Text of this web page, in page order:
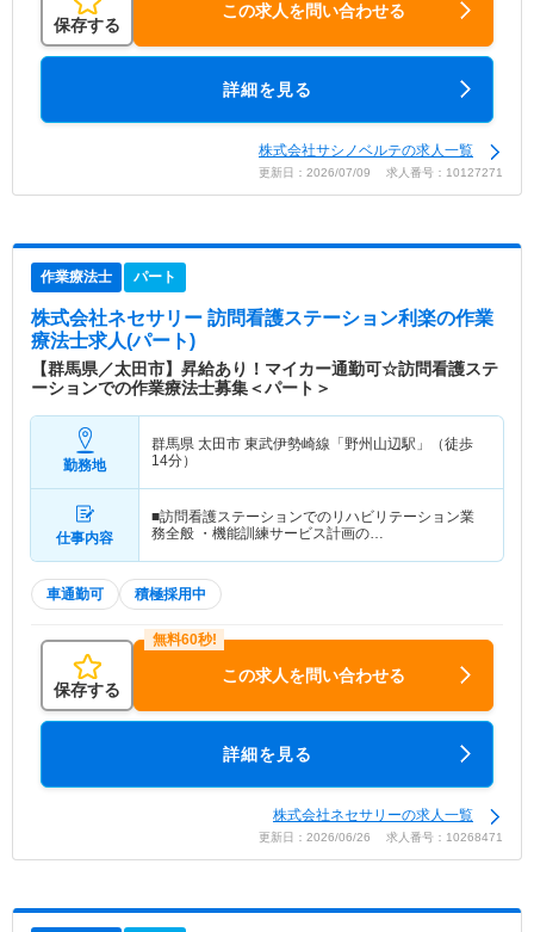
保存する
この求人を問い合わせる
詳細を見る
株式会社サシノベルテの求人一覧
更新日：2026/07/09 求人番号：10127271
作業療法士 パート
株式会社ネセサリー 訪問看護ステーション利楽の作業
療法士求人(パート)
【群馬県／太田市】昇給あり！マイカー通勤可☆訪問看護ステ
ーションでの作業療法士募集＜パート＞
勤務地
群馬県 太田市 東武伊勢崎線「野州山辺駅」（徒歩
14分）
仕事内容
■訪問看護ステーションでのリハビリテーション業
務全般 ・機能訓練サービス計画の…
車通勤可 積極採用中
保存する
この求人を問い合わせる
詳細を見る
株式会社ネセサリーの求人一覧
更新日：2026/06/26 求人番号：10268471